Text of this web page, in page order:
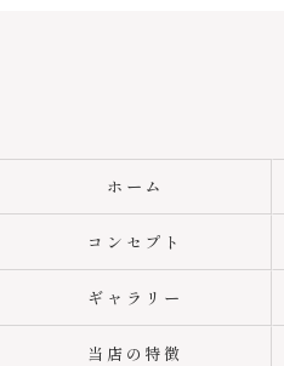
ホーム
コンセプト
ギャラリー
当店の特徴